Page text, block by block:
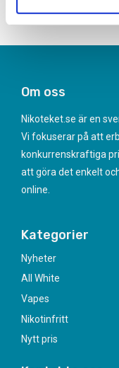
Om oss
Nikoteket.se är en
Vi fokuserar på att
konkurrenskraftiga
att göra det enkelt
online.
Kategorier
Nyheter
All White
Vapes
Nikotinfritt
Nytt pris